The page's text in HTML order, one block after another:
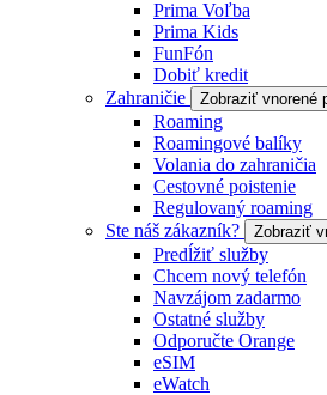
Prima Voľba
Prima Kids
FunFón
Dobiť kredit
Zahraničie
Zobraziť vnorené
Roaming
Roamingové balíky
Volania do zahraničia
Cestovné poistenie
Regulovaný roaming
Ste náš zákazník?
Zobraziť
Predĺžiť služby
Chcem nový telefón
Navzájom zadarmo
Ostatné služby
Odporučte Orange
eSIM
eWatch